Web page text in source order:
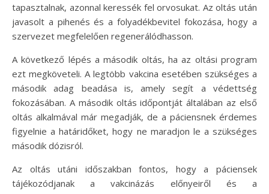
tapasztalnak, azonnal keressék fel orvosukat. Az oltás után
javasolt a pihenés és a folyadékbevitel fokozása, hogy a
szervezet megfelelően regenerálódhasson.
A következő lépés a második oltás, ha az oltási program
ezt megköveteli. A legtöbb vakcina esetében szükséges a
második adag beadása is, amely segít a védettség
fokozásában. A második oltás időpontját általában az első
oltás alkalmával már megadják, de a páciensnek érdemes
figyelnie a határidőket, hogy ne maradjon le a szükséges
második dózisról.
Az oltás utáni időszakban fontos, hogy a páciensek
tájékozódjanak a vakcinázás előnyeiről és a